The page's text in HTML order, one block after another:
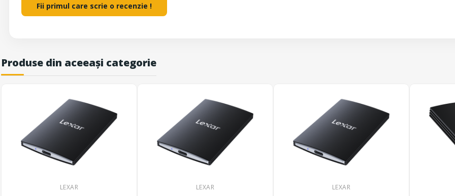
Fii primul care scrie o recenzie !
Produse din aceeași categorie
LEXAR LEXAR LEXAR